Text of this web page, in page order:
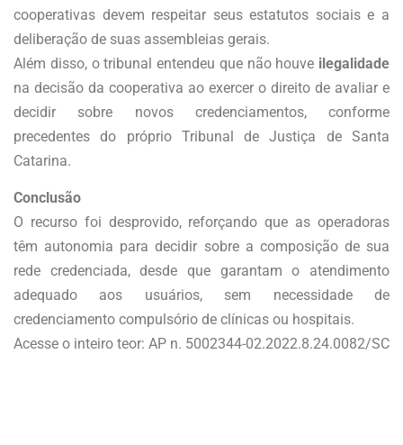
cooperativas devem respeitar seus estatutos sociais e a
deliberação de suas assembleias gerais.
Além disso, o tribunal entendeu que não houve ilegalidade
na decisão da cooperativa ao exercer o direito de avaliar e
decidir sobre novos credenciamentos, conforme
precedentes do próprio Tribunal de Justiça de Santa
Catarina.
Conclusão
O recurso foi desprovido, reforçando que as operadoras
têm autonomia para decidir sobre a composição de sua
rede credenciada, desde que garantam o atendimento
adequado aos usuários, sem necessidade de
credenciamento compulsório de clínicas ou hospitais.
Acesse o inteiro teor: AP n. 5002344-02.2022.8.24.0082/SC